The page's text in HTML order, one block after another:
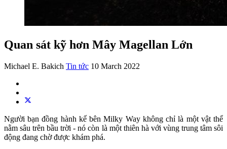
Quan sát kỹ hơn Mây Magellan Lớn
Michael E. Bakich Tin tức 10 March 2022
Người bạn đồng hành kế bên Milky Way không chỉ là một vật thể
nằm sâu trên bầu trời - nó còn là một thiên hà với vùng trung tâm sôi
động đang chờ được khám phá.